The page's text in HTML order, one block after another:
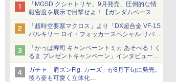
「MGSD クシャトリヤ」9月発売、圧倒的な情
報密度を展示で目撃せよ！【ガンダムベース撮
り下ろし】
「超時空要塞マクロス」より「DX超合金 VF-1S
バルキリー ロイ・フォッカースペシャル リバイ
バルVer.」本日発売！
「かっぱ寿司 キャンペーントミカ あそべる！く
るま プレゼントキャンペーン」インタビュー
子どもが楽しめるかっぱ寿司ならではの体験と
コラボの楽しさを追求
ガチャ「肩ズンFig. カーズ」が8月下旬に発売。
後ろ姿も可愛く立体化